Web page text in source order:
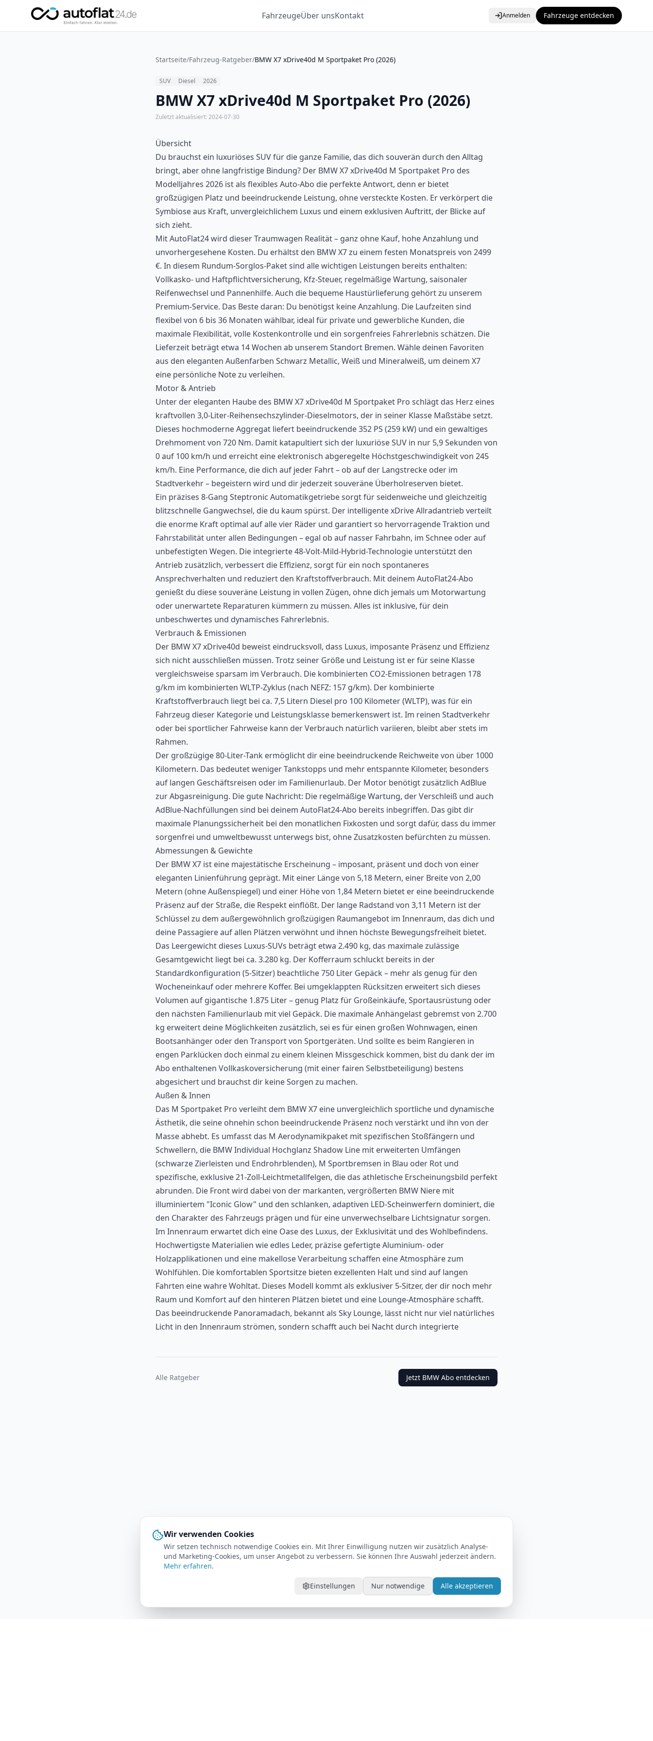
FahrzeugeÜber unsKontakt Anmelden Fahrzeuge entdecken
Startseite/Fahrzeug-Ratgeber/BMW X7 xDrive40d M Sportpaket Pro (2026)
SUV Diesel 2026
BMW X7 xDrive40d M Sportpaket Pro (2026)
Zuletzt aktualisiert: 2024-07-30
Übersicht
Du brauchst ein luxuriöses SUV für die ganze Familie, das dich souverän durch den Alltag
bringt, aber ohne langfristige Bindung? Der BMW X7 xDrive40d M Sportpaket Pro des
Modelljahres 2026 ist als flexibles Auto-Abo die perfekte Antwort, denn er bietet
großzügigen Platz und beeindruckende Leistung, ohne versteckte Kosten. Er verkörpert die
Symbiose aus Kraft, unvergleichlichem Luxus und einem exklusiven Auftritt, der Blicke auf
sich zieht.
Mit AutoFlat24 wird dieser Traumwagen Realität – ganz ohne Kauf, hohe Anzahlung und
unvorhergesehene Kosten. Du erhältst den BMW X7 zu einem festen Monatspreis von 2499
€. In diesem Rundum-Sorglos-Paket sind alle wichtigen Leistungen bereits enthalten:
Vollkasko- und Haftpflichtversicherung, Kfz-Steuer, regelmäßige Wartung, saisonaler
Reifenwechsel und Pannenhilfe. Auch die bequeme Haustürlieferung gehört zu unserem
Premium-Service. Das Beste daran: Du benötigst keine Anzahlung. Die Laufzeiten sind
flexibel von 6 bis 36 Monaten wählbar, ideal für private und gewerbliche Kunden, die
maximale Flexibilität, volle Kostenkontrolle und ein sorgenfreies Fahrerlebnis schätzen. Die
Lieferzeit beträgt etwa 14 Wochen ab unserem Standort Bremen. Wähle deinen Favoriten
aus den eleganten Außenfarben Schwarz Metallic, Weiß und Mineralweiß, um deinem X7
eine persönliche Note zu verleihen.
Motor & Antrieb
Unter der eleganten Haube des BMW X7 xDrive40d M Sportpaket Pro schlägt das Herz eines
kraftvollen 3,0-Liter-Reihensechszylinder-Dieselmotors, der in seiner Klasse Maßstäbe setzt.
Dieses hochmoderne Aggregat liefert beeindruckende 352 PS (259 kW) und ein gewaltiges
Drehmoment von 720 Nm. Damit katapultiert sich der luxuriöse SUV in nur 5,9 Sekunden von
0 auf 100 km/h und erreicht eine elektronisch abgeregelte Höchstgeschwindigkeit von 245
km/h. Eine Performance, die dich auf jeder Fahrt – ob auf der Langstrecke oder im
Stadtverkehr – begeistern wird und dir jederzeit souveräne Überholreserven bietet.
Ein präzises 8-Gang Steptronic Automatikgetriebe sorgt für seidenweiche und gleichzeitig
blitzschnelle Gangwechsel, die du kaum spürst. Der intelligente xDrive Allradantrieb verteilt
die enorme Kraft optimal auf alle vier Räder und garantiert so hervorragende Traktion und
Fahrstabilität unter allen Bedingungen – egal ob auf nasser Fahrbahn, im Schnee oder auf
unbefestigten Wegen. Die integrierte 48-Volt-Mild-Hybrid-Technologie unterstützt den
Antrieb zusätzlich, verbessert die Effizienz, sorgt für ein noch spontaneres
Ansprechverhalten und reduziert den Kraftstoffverbrauch. Mit deinem AutoFlat24-Abo
genießt du diese souveräne Leistung in vollen Zügen, ohne dich jemals um Motorwartung
oder unerwartete Reparaturen kümmern zu müssen. Alles ist inklusive, für dein
unbeschwertes und dynamisches Fahrerlebnis.
Verbrauch & Emissionen
Der BMW X7 xDrive40d beweist eindrucksvoll, dass Luxus, imposante Präsenz und Effizienz
sich nicht ausschließen müssen. Trotz seiner Größe und Leistung ist er für seine Klasse
vergleichsweise sparsam im Verbrauch. Die kombinierten CO2-Emissionen betragen 178
g/km im kombinierten WLTP-Zyklus (nach NEFZ: 157 g/km). Der kombinierte
Kraftstoffverbrauch liegt bei ca. 7,5 Litern Diesel pro 100 Kilometer (WLTP), was für ein
Fahrzeug dieser Kategorie und Leistungsklasse bemerkenswert ist. Im reinen Stadtverkehr
oder bei sportlicher Fahrweise kann der Verbrauch natürlich variieren, bleibt aber stets im
Rahmen.
Der großzügige 80-Liter-Tank ermöglicht dir eine beeindruckende Reichweite von über 1000
Kilometern. Das bedeutet weniger Tankstopps und mehr entspannte Kilometer, besonders
auf langen Geschäftsreisen oder im Familienurlaub. Der Motor benötigt zusätzlich AdBlue
zur Abgasreinigung. Die gute Nachricht: Die regelmäßige Wartung, der Verschleiß und auch
AdBlue-Nachfüllungen sind bei deinem AutoFlat24-Abo bereits inbegriffen. Das gibt dir
maximale Planungssicherheit bei den monatlichen Fixkosten und sorgt dafür, dass du immer
sorgenfrei und umweltbewusst unterwegs bist, ohne Zusatzkosten befürchten zu müssen.
Abmessungen & Gewichte
Der BMW X7 ist eine majestätische Erscheinung – imposant, präsent und doch von einer
eleganten Linienführung geprägt. Mit einer Länge von 5,18 Metern, einer Breite von 2,00
Metern (ohne Außenspiegel) und einer Höhe von 1,84 Metern bietet er eine beeindruckende
Präsenz auf der Straße, die Respekt einflößt. Der lange Radstand von 3,11 Metern ist der
Schlüssel zu dem außergewöhnlich großzügigen Raumangebot im Innenraum, das dich und
deine Passagiere auf allen Plätzen verwöhnt und ihnen höchste Bewegungsfreiheit bietet.
Das Leergewicht dieses Luxus-SUVs beträgt etwa 2.490 kg, das maximale zulässige
Gesamtgewicht liegt bei ca. 3.280 kg. Der Kofferraum schluckt bereits in der
Standardkonfiguration (5-Sitzer) beachtliche 750 Liter Gepäck – mehr als genug für den
Wocheneinkauf oder mehrere Koffer. Bei umgeklappten Rücksitzen erweitert sich dieses
Volumen auf gigantische 1.875 Liter – genug Platz für Großeinkäufe, Sportausrüstung oder
den nächsten Familienurlaub mit viel Gepäck. Die maximale Anhängelast gebremst von 2.700
kg erweitert deine Möglichkeiten zusätzlich, sei es für einen großen Wohnwagen, einen
Bootsanhänger oder den Transport von Sportgeräten. Und sollte es beim Rangieren in
engen Parklücken doch einmal zu einem kleinen Missgeschick kommen, bist du dank der im
Abo enthaltenen Vollkaskoversicherung (mit einer fairen Selbstbeteiligung) bestens
abgesichert und brauchst dir keine Sorgen zu machen.
Außen & Innen
Das M Sportpaket Pro verleiht dem BMW X7 eine unvergleichlich sportliche und dynamische
Ästhetik, die seine ohnehin schon beeindruckende Präsenz noch verstärkt und ihn von der
Masse abhebt. Es umfasst das M Aerodynamikpaket mit spezifischen Stoßfängern und
Schwellern, die BMW Individual Hochglanz Shadow Line mit erweiterten Umfängen
(schwarze Zierleisten und Endrohrblenden), M Sportbremsen in Blau oder Rot und
spezifische, exklusive 21-Zoll-Leichtmetallfelgen, die das athletische Erscheinungsbild perfekt
abrunden. Die Front wird dabei von der markanten, vergrößerten BMW Niere mit
illuminiertem "Iconic Glow" und den schlanken, adaptiven LED-Scheinwerfern dominiert, die
den Charakter des Fahrzeugs prägen und für eine unverwechselbare Lichtsignatur sorgen.
Im Innenraum erwartet dich eine Oase des Luxus, der Exklusivität und des Wohlbefindens.
Hochwertigste Materialien wie edles Leder, präzise gefertigte Aluminium- oder
Holzapplikationen und eine makellose Verarbeitung schaffen eine Atmosphäre zum
Wohlfühlen. Die komfortablen Sportsitze bieten exzellenten Halt und sind auf langen
Fahrten eine wahre Wohltat. Dieses Modell kommt als exklusiver 5-Sitzer, der dir noch mehr
Raum und Komfort auf den hinteren Plätzen bietet und eine Lounge-Atmosphäre schafft.
Das beeindruckende Panoramadach, bekannt als Sky Lounge, lässt nicht nur viel natürliches
Licht in den Innenraum strömen, sondern schafft auch bei Nacht durch integrierte
Alle Ratgeber Jetzt BMW Abo entdecken
Wir verwenden Cookies
Wir setzen technisch notwendige Cookies ein. Mit Ihrer Einwilligung nutzen wir zusätzlich Analyse-
und Marketing-Cookies, um unser Angebot zu verbessern. Sie können Ihre Auswahl jederzeit ändern.
Mehr erfahren.
Einstellungen Nur notwendige Alle akzeptieren